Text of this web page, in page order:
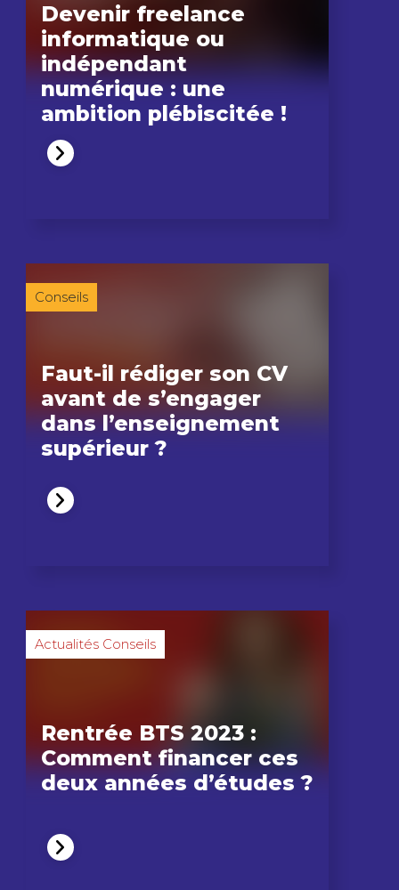
Devenir freelance
informatique ou
indépendant
numérique : une
ambition plébiscitée !
Conseils
Faut-il rédiger son CV
avant de s’engager
dans l’enseignement
supérieur ?
Actualités Conseils
Rentrée BTS 2023 :
Comment financer ces
deux années d’études ?